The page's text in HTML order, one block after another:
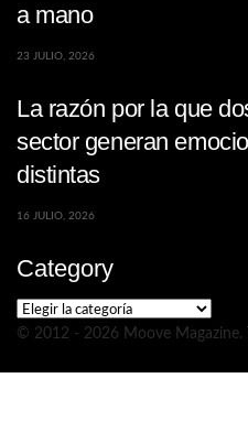
a mano
23 JULIO, 2026
La razón por la que
sector generan
distintas
16 JULIO, 2026
Category
Category
© 2012 - 2026 Moove Magazine.